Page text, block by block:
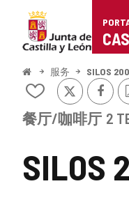
Portal
de
Turismo
Castilla
León
开
始
服务 SILOS
SILOS
从
的
笔
本
推
特
餐厅/咖啡厅 2